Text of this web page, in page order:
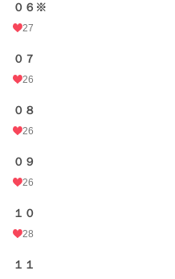
０６※
27
０７
26
０８
26
０９
26
１０
28
１１